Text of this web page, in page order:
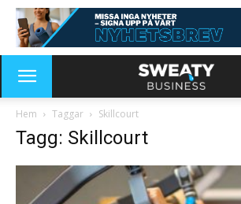
Hem Taggar Skillcourt
Tagg: Skillcourt